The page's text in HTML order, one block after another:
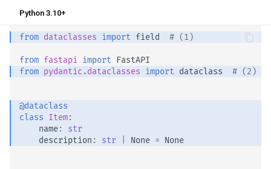
Python 3.10+
from dataclasses import field # (1)
from fastapi import
FastAPI
from pydantic.dataclasses import dataclass # (2)
@dataclass
class Item:
name:
str
description : str None = None